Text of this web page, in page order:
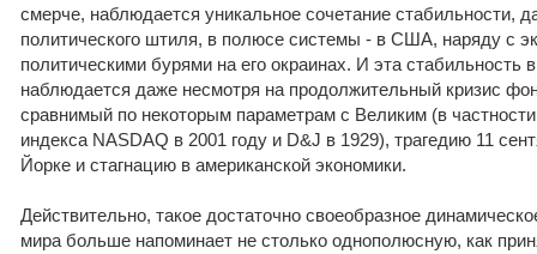
смерче, наблюдается уникальное сочетание стабильности,
политического штиля, в полюсе системы - в США, наряду с
политическими бурями на его окраинах. И эта стабильность
наблюдается даже несмотря на продолжительный кризис
сравнимый по некоторым параметрам с Великим (в
индекса NASDAQ в 2001 году и D&J в 1929), трагедию 11
Йорке и стагнацию в американской экономики.
Действительно, такое достаточно своеобразное
мира больше напоминает не столько однополюсную, как